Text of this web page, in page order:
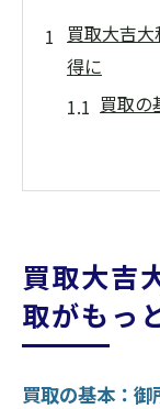
買取大吉
得に
買取の
買取
御所市
買取大
ろう
御所市で買
買取大吉
取がもっ
買取の基本：